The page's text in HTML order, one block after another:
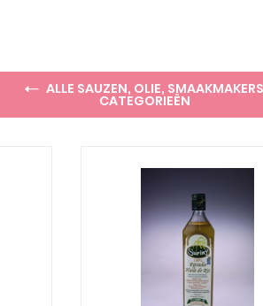
ALLE SAUZEN, OLIE, SMAAKMAKERS
CATEGORIEËN